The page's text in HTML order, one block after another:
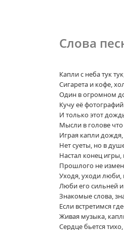
Слова
Капли с неба тук
Сигарета и кофе,
Один в огромном
Кучу её
И только этот
Мысли в голове
Играя капли
Нет суеты, но в
Настал конец
Прошлого не
Уходя, уходи
Люби его сильней
Знакомые слова,
Если встретимся
Живая музыка,
Сердце бьется